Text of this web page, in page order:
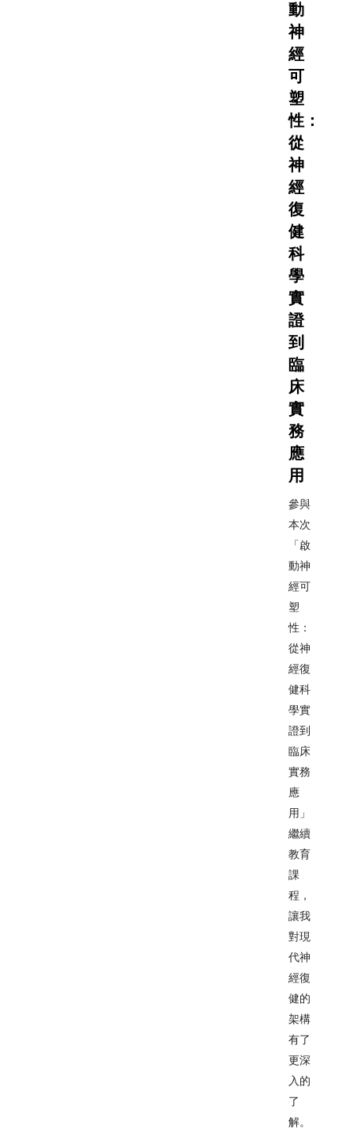
動
神
經
可
塑
性：
從
神
經
復
健
科
學
實
證
到
臨
床
實
務
應
用
參與
本次
「啟
動神
經可
塑
性：
從神
經復
健科
學實
證到
臨床
實務
應
用」
繼續
教育
課
程，
讓我
對現
代神
經復
健的
架構
有了
更深
入的
了
解。